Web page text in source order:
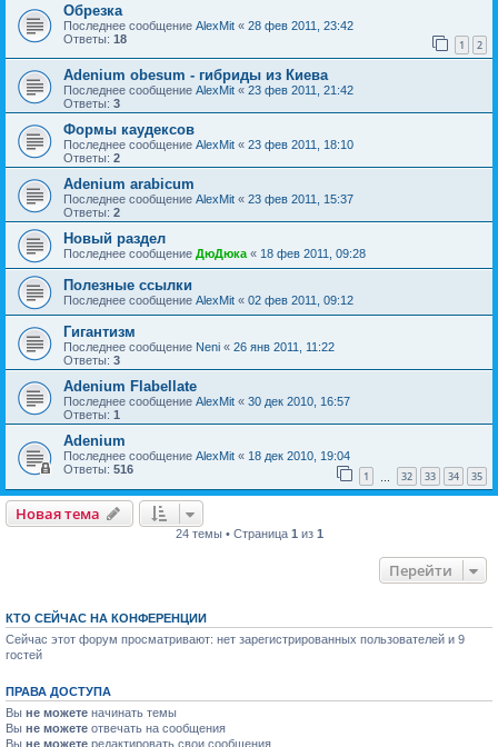
Обрезка
Последнее сообщение AlexMit « 28 фев 2011, 23:42
Ответы: 18 1 2
Adenium obesum - гибриды из Киева
Последнее сообщение AlexMit « 23 фев 2011, 21:42
Ответы: 3
Формы каудексов
Последнее сообщение AlexMit « 23 фев 2011, 18:10
Ответы: 2
Adenium arabicum
Последнее сообщение AlexMit « 23 фев 2011, 15:37
Ответы: 2
Новый раздел
Последнее сообщение ДюДюка« 18 фев 2011, 09:28
Полезные ссылки
Последнее сообщение AlexMit « 02 фев 2011, 09:12
Гигантизм
Последнее сообщение Neni « 26 янв 2011, 11:22
Ответы: 3
Adenium Flabellate
Последнее сообщение AlexMit « 30 дек 2010, 16:57
Ответы: 1
Adenium
Последнее сообщение AlexMit « 18 дек 2010, 19:04
Ответы: 516 1 32 33 34 35
Новая тема
24 темы • Страница 1 из 1
Перейти
КТО СЕЙЧАС НА КОНФЕРЕНЦИИ
Сейчас этот форум просматривают: нет зарегистрированных пользователей и 9
гостей
ПРАВА ДОСТУПА
Вы не можете начинать темы
Вы не можете отвечать на сообщения
Вы не можете редактировать свои сообщения